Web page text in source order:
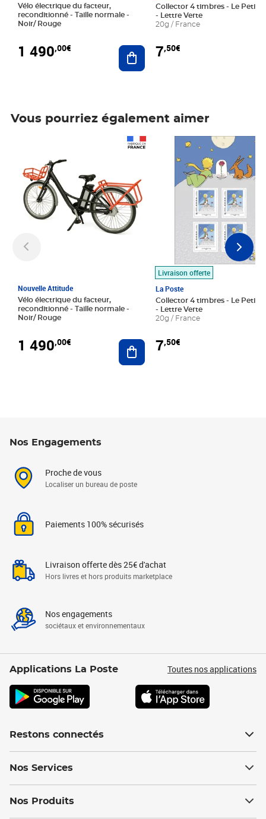
Vélo électrique du facteur,
reconditionné - Taille normale -
Noir/ Rouge
1 490,00€ Ajouter au panier
Collector 4 timbres - Le Petit
- Lettre Verte
20g / France
7,50€
Vous pourriez également aimer
Nouvelle Attitude
Vélo électrique du facteur,
reconditionné - Taille normale -
Noir/ Rouge
1 490,00€ Ajouter au panier
Livraison offerte
La Poste
Collector 4 timbres - Le Petit
- Lettre Verte
20g / France
7,50€
Prix 7,50€
Nos Engagements
Proche de vous
Localiser un bureau de poste
Paiements 100% sécurisés
Livraison offerte dès 25€ d'achat
Hors livres et hors produits marketplace
Nos engagements
sociétaux et environnementaux
Applications La Poste Toutes nos applications
Restons connectés
Nos Services
Nos Produits